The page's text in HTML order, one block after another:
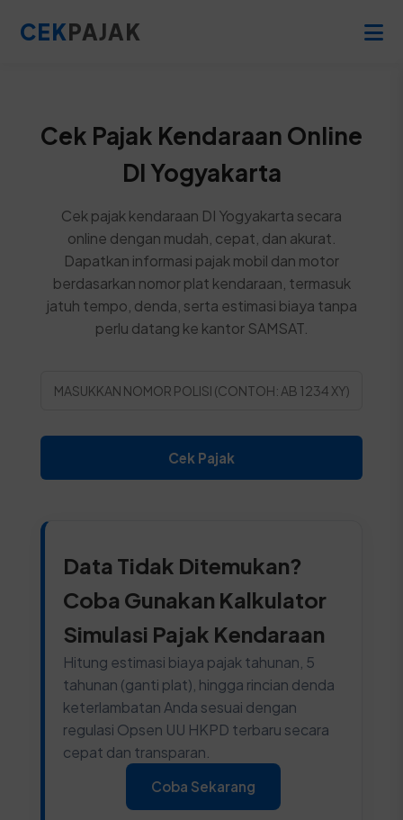
CEKPAJAK
Cek Pajak Kendaraan Online
DI Yogyakarta
Cek pajak kendaraan DI Yogyakarta secara
online dengan mudah, cepat, dan akurat.
Dapatkan informasi pajak mobil dan motor
berdasarkan nomor plat kendaraan, termasuk
jatuh tempo, denda, serta estimasi biaya tanpa
perlu datang ke kantor SAMSAT.
Cek Pajak
Data Tidak Ditemukan?
Coba Gunakan Kalkulator
Simulasi Pajak Kendaraan
Hitung estimasi biaya pajak tahunan, 5
tahunan (ganti plat), hingga rincian denda
keterlambatan Anda sesuai dengan
regulasi Opsen UU HKPD terbaru secara
cepat dan transparan.
Coba Sekarang